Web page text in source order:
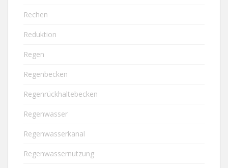
Rechen
Reduktion
Regen
Regenbecken
Regenrückhaltebecken
Regenwasser
Regenwasserkanal
Regenwassernutzung